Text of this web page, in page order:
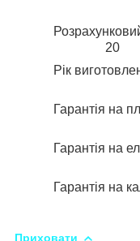
Розрахунковий
20
Рік
Гарантія на
10
Гарантія на
Гарантія на
1
Приховати